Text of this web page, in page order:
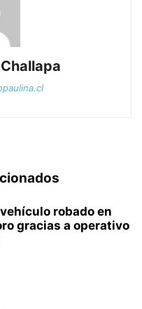
robado en
gracias a operativo